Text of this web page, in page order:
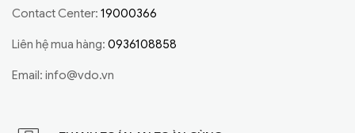
Contact Center: 19000366
Liên hệ mua hàng: 0936108858
Email: info@vdo.vn